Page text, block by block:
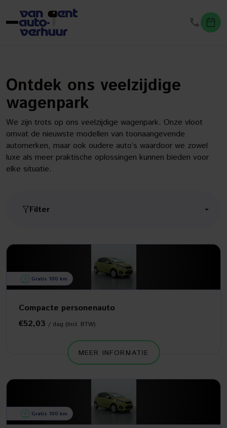
Ontdek ons veelzijdige
wagenpark
We zijn trots op ons veelzijdige wagenpark. Onze vloot
omvat de nieuwste modellen van toonaangevende
automerken, maar ook oudere auto’s waardoor we zowel
luxe als meer praktische oplossingen kunnen bieden voor
elke situatie.
Filter
Gratis 100 km
Compacte personenauto
€52,03 / dag (Incl. BTW)
MEER INFORMATIE
Gratis 100 km